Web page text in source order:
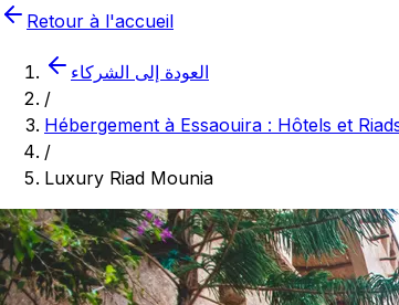
Retour à l'accueil
العودة إلى الشركاء
/
Hébergement à Essaouira : Hôtels et
/
Luxury Riad Mounia